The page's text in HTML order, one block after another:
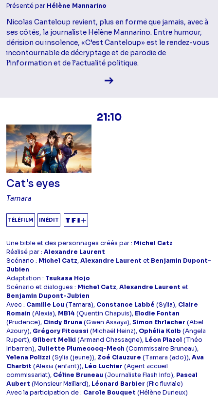
Présenté par Hélène Mannarino
Nicolas Canteloup revient, plus en forme que jamais, avec à
ses côtés, la journaliste Hélène Mannarino. Entre humour,
dérision ou insolence, «C’est Canteloup» est le rendez-vous
incontournable de décryptage et de parodie de
l’information et de l’actualité politique.
Voir la fiche diffusion
21:10
Cat's eyes
Tamara
TÉLÉFILM INÉDIT
Une bible et des personnages créés par : Michel Catz
Réalisé par :Alexandre Laurent
Scénario : Michel Catz,Alexandre Laurent et Benjamin Dupont-
Jubien
Adaptation : Tsukasa Hojo
Scénario et dialogues : Michel Catz,Alexandre Laurent et
Benjamin Dupont-Jubien
Avec : Camille Lou (Tamara), Constance Labbé (Sylia), Claire
Romain (Alexia), MB14 (Quentin Chapuis), Elodie Fontan
(Prudence), Cindy Bruna (Gwen Assaya),Simon Ehrlacher (Abel
Azoury), Grégory Fitoussi (Michaël Heinz), Ophélia Kolb (Angela
Rupert), Gilbert Melki (Armand Chassagne), Léon Plazol (Théo
Iribarren), Juliette Plumecocq-Mech (Commissaire Bruneau),
Yelena Polizzi (Sylia (jeune)), Zoé Clauzure (Tamara (ado)),Ava
Charbit (Alexia (enfant)), Léo Luchier (Agent accueil
commissariat), Céline Bruneau (Journaliste Flash Info), Pascal
Aubert (Monsieur Maillard), Léonard Barbier (Flic fluviale)
Avec la participation de : Carole Bouquet (Hélène Durieux)